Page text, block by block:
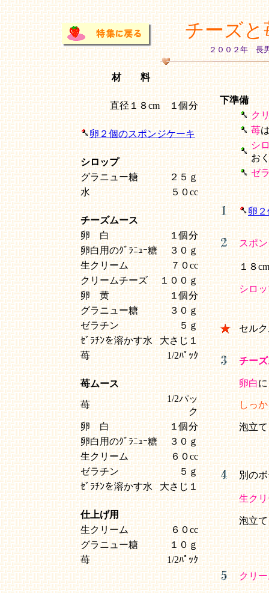
チーズ
２００２年 長
材 料
直径１８cm １個分
卵２個のスポンジケーキ
シロップ
グラニュー糖
２５ｇ
水
５０cc
チーズムース
卵 白
１個分
卵白用のｸﾞﾗﾆｭｰ糖
３０ｇ
生クリーム
７０cc
クリームチーズ
１００ｇ
卵 黄
１個分
グラニュー糖
３０ｇ
ゼラチン
５ｇ
ｾﾞﾗﾁﾝを溶かす水
大さじ１
苺
1/2ﾊﾟｯｸ
苺ムース
苺
1/2パッ
ク
卵 白
１個分
卵白用のｸﾞﾗﾆｭｰ糖
３０ｇ
生クリーム
６０cc
ゼラチン
５ｇ
ｾﾞﾗﾁﾝを溶かす水
大さじ１
仕上げ用
生クリーム
６０cc
グラニュー糖
１０ｇ
苺
1/2ﾊﾟｯｸ
下準備
ク
苺
シ
お
ゼ
卵
スポ
１８
シロ
セル
チー
卵白に
しっ
泡立
別の
生ク
泡立
クリ